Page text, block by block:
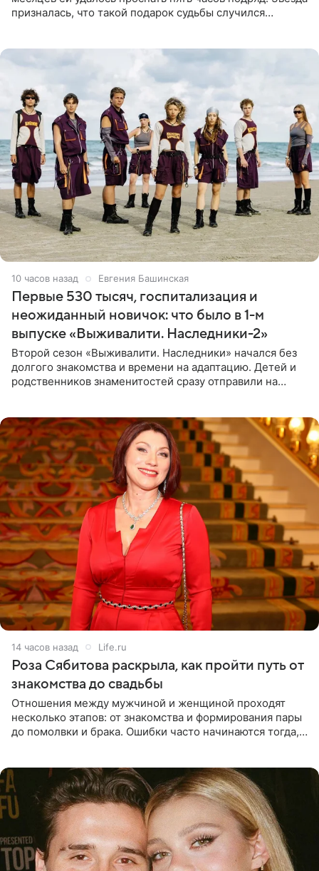
призналась, что такой подарок судьбы случился
10 часов назад Евгения Башинская
Первые 530 тысяч, госпитализация и
неожиданный новичок: что было в 1-м
выпуске «Выживалити. Наследники-2»
Второй сезон «Выживалити. Наследники» начался без
долгого знакомства и времени на адаптацию. Детей и
родственников знаменитостей сразу отправили на
14 часов назад Life.ru
Роза Сябитова раскрыла, как пройти путь от
знакомства до свадьбы
Отношения между мужчиной и женщиной проходят
несколько этапов: от знакомства и формирования пары
до помолвки и брака. Ошибки часто начинаются тогда,